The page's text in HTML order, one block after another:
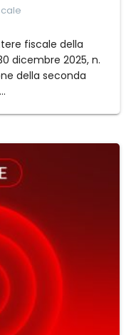
fiscale della
dicembre 2025, n.
della seconda